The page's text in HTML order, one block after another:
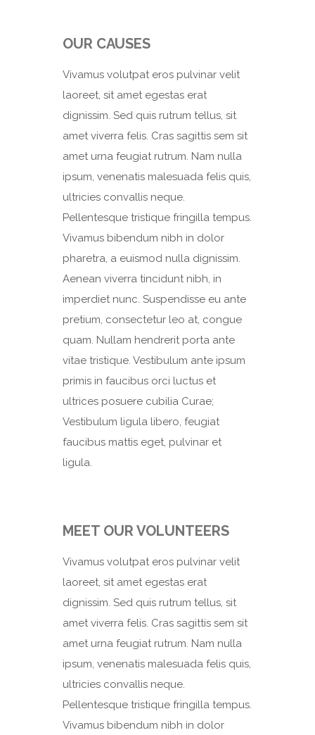
OUR CAUSES
Vivamus volutpat eros pulvinar velit
laoreet, sit amet egestas erat
dignissim. Sed quis rutrum tellus, sit
amet viverra felis. Cras sagittis sem sit
amet urna feugiat rutrum. Nam nulla
ipsum, venenatis malesuada felis quis,
ultricies convallis neque.
Pellentesque tristique fringilla tempus.
Vivamus bibendum nibh in dolor
pharetra, a euismod nulla dignissim.
Aenean viverra tincidunt nibh, in
imperdiet nunc. Suspendisse eu ante
pretium, consectetur leo at, congue
quam. Nullam hendrerit porta ante
vitae tristique. Vestibulum ante ipsum
primis in faucibus orci luctus et
ultrices posuere cubilia Curae;
Vestibulum ligula libero, feugiat
faucibus mattis eget, pulvinar et
ligula.
MEET OUR VOLUNTEERS
Vivamus volutpat eros pulvinar velit
laoreet, sit amet egestas erat
dignissim. Sed quis rutrum tellus, sit
amet viverra felis. Cras sagittis sem sit
amet urna feugiat rutrum. Nam nulla
ipsum, venenatis malesuada felis quis,
ultricies convallis neque.
Pellentesque tristique fringilla tempus.
Vivamus bibendum nibh in dolor